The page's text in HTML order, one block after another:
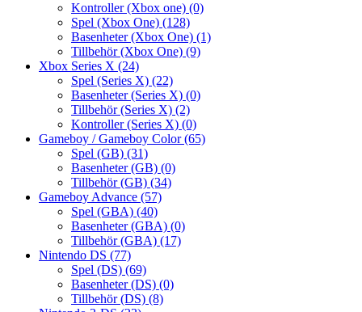
Kontroller (Xbox one) (0)
Spel (Xbox One) (128)
Basenheter (Xbox One) (1)
Tillbehör (Xbox One) (9)
Xbox Series X (24)
Spel (Series X) (22)
Basenheter (Series X) (0)
Tillbehör (Series X) (2)
Kontroller (Series X) (0)
Gameboy / Gameboy Color(65)
Spel (GB) (31)
Basenheter (GB) (0)
Tillbehör (GB) (34)
Gameboy Advance (57)
Spel (GBA) (40)
Basenheter (GBA) (0)
Tillbehör (GBA) (17)
Nintendo DS (77)
Spel (DS) (69)
Basenheter (DS) (0)
Tillbehör (DS) (8)